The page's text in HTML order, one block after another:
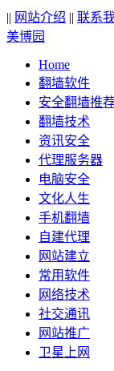
|| 网站介绍 || 联系我
美博园
Home
翻墙软件
安全翻墙推
翻墙技术
资讯安全
代理服务器
电脑安全
文化人生
手机翻墙
自建代理
网站建立
常用软件
网络技术
社交通讯
网站推广
卫星上网